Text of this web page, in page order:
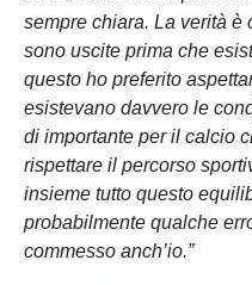
sempre chiara. La verità è
sono uscite prima che
questo ho preferito
esistevano davvero le
di importante per il calcio
rispettare il percorso
insieme tutto questo
probabilmente qualche
commesso anch’io.”